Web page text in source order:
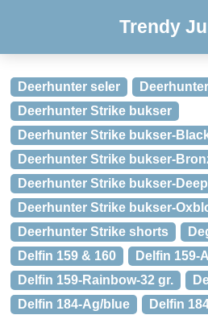
Trendy
Deerhunter seler
Deerhunter Strike bukser
Deerhunter Strike bukser-
Deerhunter Strike bukser-
Deerhunter Strike bukser-
Deerhunter Strike bukser-
Deerhunter Strike shorts
Delfin 159 & 160
Delfin 159-
Delfin 159-Rainbow-32 gr.
Delfin 184-Ag/blue
Delfin